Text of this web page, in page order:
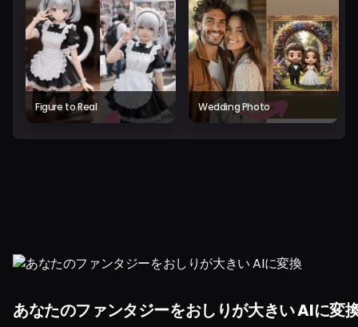
Figure to Real Wedding Photo
あなたのファンタジーをおしりが大きい AIに変